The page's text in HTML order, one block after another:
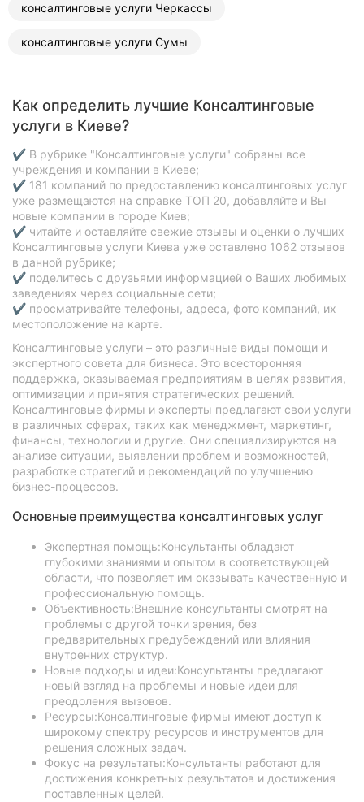
консалтинговые услуги Черкассы
консалтинговые услуги Сумы
Как определить лучшие Консалтинговые
услуги в Киеве?
✔ В рубрике "Консалтинговые услуги" собраны все
учреждения и компании в Киеве;
✔ 181 компаний по предоставлению консалтинговых услуг
уже размещаются на справке ТОП 20, добавляйте и Вы
новые компании в городе Киев;
✔ читайте и оставляйте свежие отзывы и оценки о лучших
Консалтинговые услуги Киева уже оставлено 1062 отзывов
в данной рубрике;
✔ поделитесь с друзьями информацией о Ваших любимых
заведениях через социальные сети;
✔ просматривайте телефоны, адреса, фото компаний, их
местоположение на карте.
Консалтинговые услуги – это различные виды помощи и
экспертного совета для бизнеса. Это всесторонняя
поддержка, оказываемая предприятиям в целях развития,
оптимизации и принятия стратегических решений.
Консалтинговые фирмы и эксперты предлагают свои услуги
в различных сферах, таких как менеджмент, маркетинг,
финансы, технологии и другие. Они специализируются на
анализе ситуации, выявлении проблем и возможностей,
разработке стратегий и рекомендаций по улучшению
бизнес-процессов.
Основные преимущества консалтинговых услуг
Экспертная помощь:Консультанты обладают
глубокими знаниями и опытом в соответствующей
области, что позволяет им оказывать качественную и
профессиональную помощь.
Объективность:Внешние консультанты смотрят на
проблемы с другой точки зрения, без
предварительных предубеждений или влияния
внутренних структур.
Новые подходы и идеи:Консультанты предлагают
новый взгляд на проблемы и новые идеи для
преодоления вызовов.
Ресурсы:Консалтинговые фирмы имеют доступ к
широкому спектру ресурсов и инструментов для
решения сложных задач.
Фокус на результаты:Консультанты работают для
достижения конкретных результатов и достижения
поставленных целей.